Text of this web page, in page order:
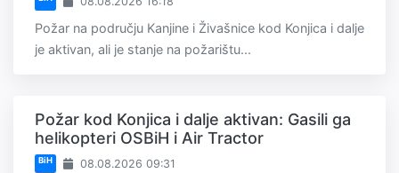
Požar na području Kanjine i Živašnice kod Konjica i dalje
je aktivan, ali je stanje na požarištu...
Požar kod Konjica i dalje aktivan: Gasili ga
helikopteri OSBiH i Air Tractor
BiH 08.08.2026 09:31